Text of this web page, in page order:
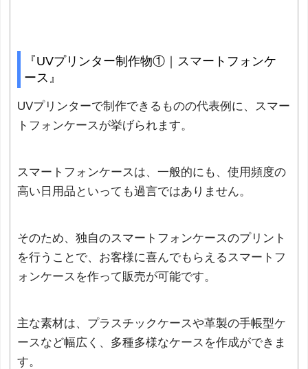
『UVプリンター制作物①｜スマートフォンケ
ース』
UVプリンターで制作できるものの代表例に、スマー
トフォンケースが挙げられます。
スマートフォンケースは、一般的にも、使用頻度の
高い日用品といっても過言ではありません。
そのため、独自のスマートフォンケースのプリント
を行うことで、お客様に喜んでもらえるスマートフ
ォンケースを作って販売が可能です。
主な素材は、プラスチックケースや革製の手帳型ケ
ースなど幅広く、多種多様なケースを作成ができま
す。